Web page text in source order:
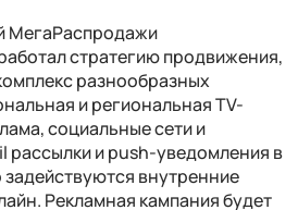
МегаРаспродажи
стратегию продвижения,
разнообразных
и региональная TV-
социальные сети и
рассылки и push-уведомления в
внутренние
Рекламная кампания будет